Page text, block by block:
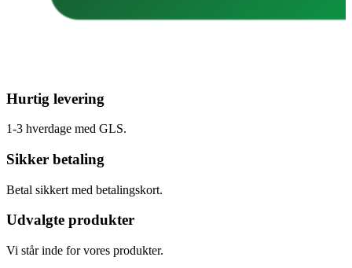
Hurtig levering
1-3 hverdage med GLS.
Sikker betaling
Betal sikkert med betalingskort.
Udvalgte produkter
Vi står inde for vores produkter.